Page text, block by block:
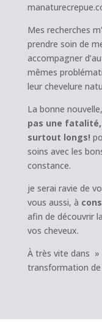
Mes recherches
prendre soin de
accompagner
mêmes
leur chevelure
La bonne
pas une
surtout longs!
soins avec les
constance.
je serai ravie de
vous aussi, à
afin de découvrir
vos cheveux.
À très vite dans »
transformation de